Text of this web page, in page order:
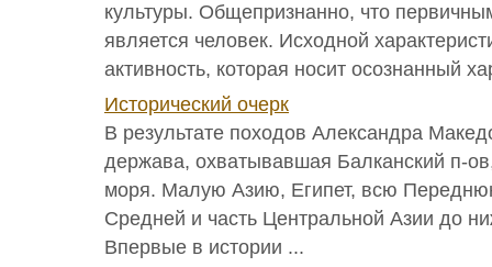
культуры. Общепризнанно, что
является человек. Исходной
активность, которая носит осознанный
Исторический очерк
В результате походов Александра
держава, охватывавшая Балканский п-
моря. Малую Азию, Египет, всю
Средней и часть Центральной Азии до
Впервые в истории ...